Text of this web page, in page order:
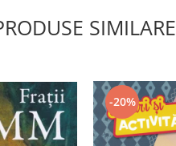
SIMILARE
-20%